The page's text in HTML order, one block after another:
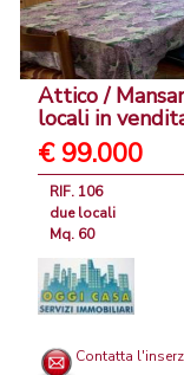
Attico /
locali in
€ 99.000
RIF. 106
due locali
Mq. 60
Contatta